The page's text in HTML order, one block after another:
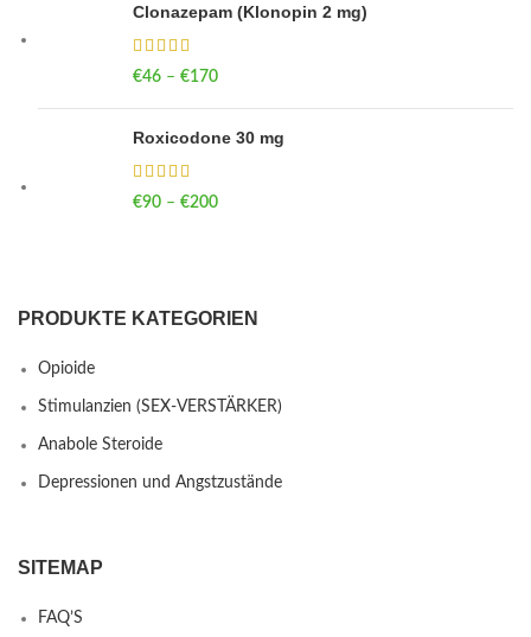
Clonazepam (Klonopin 2 mg)
€46 – €170
Roxicodone 30 mg
€90 – €200
PRODUKTE KATEGORIEN
Opioide
Stimulanzien (SEX-VERSTÄRKER)
Anabole Steroide
Depressionen und Angstzustände
SITEMAP
FAQ’S